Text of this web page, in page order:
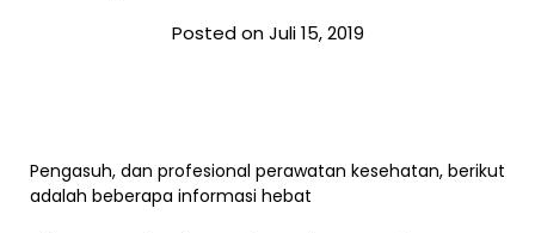
Posted on Juli 15, 2019
Pengasuh, dan profesional perawatan kesehatan, berikut
adalah beberapa informasi hebat